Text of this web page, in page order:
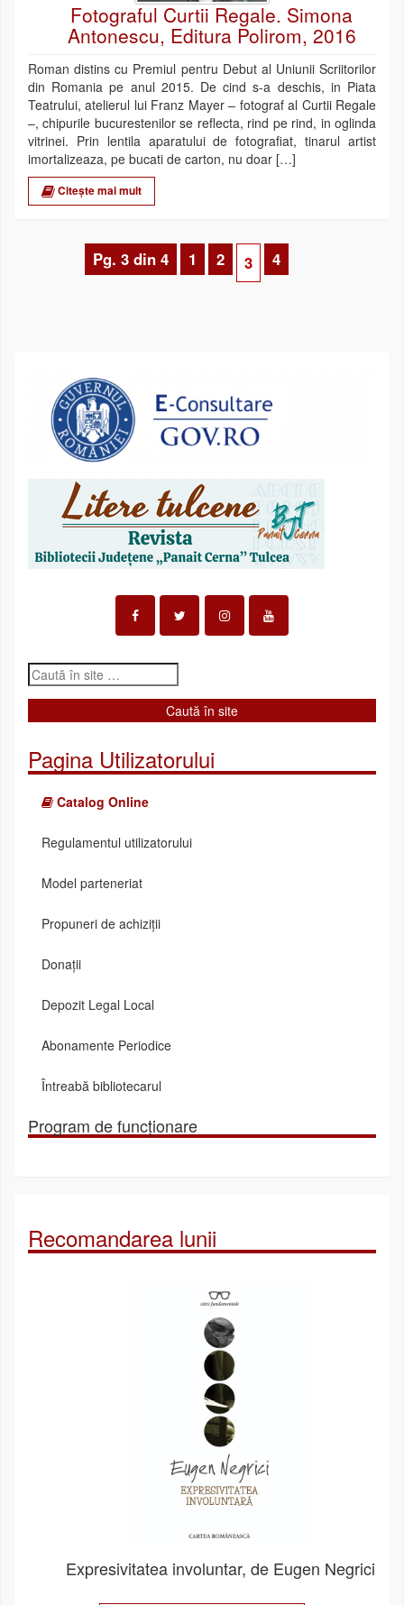
Fotograful Curtii Regale. Simona
Antonescu, Editura Polirom, 2016
Roman distins cu Premiul pentru Debut al Uniunii Scriitorilor
din Romania pe anul 2015. De cind s-a deschis, in Piata
Teatrului, atelierul lui Franz Mayer – fotograf al Curtii Regale
–, chipurile bucurestenilor se reflecta, rind pe rind, in oglinda
vitrinei. Prin lentila aparatului de fotografiat, tinarul artist
imortalizeaza, pe bucati de carton, nu doar […]
Citește mai mult
Pg. 3 din 4 1 2 3 4
Pagina Utilizatorului
Catalog Online
Regulamentul utilizatorului
Model parteneriat
Propuneri de achiziții
Donații
Depozit Legal Local
Abonamente Periodice
Întreabă bibliotecarul
Program de funcționare
Recomandarea lunii
Expresivitatea involuntar, de Eugen Negrici